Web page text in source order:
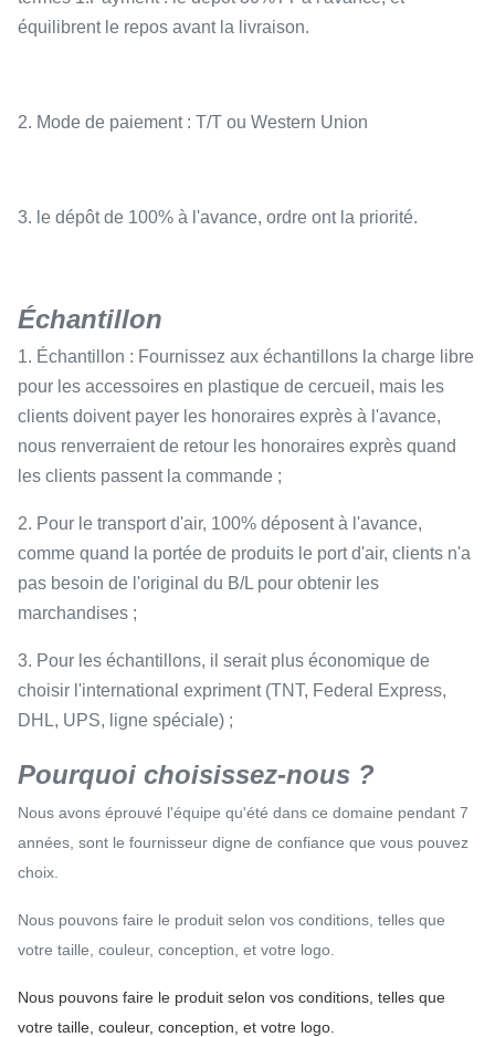
équilibrent le repos avant la livraison.
2. Mode de paiement : T/T ou Western Union
3. le dépôt de 100% à l'avance, ordre ont la priorité.
Échantillon
1. Échantillon : Fournissez aux échantillons la charge libre
pour les accessoires en plastique de cercueil, mais les
clients doivent payer les honoraires exprès à l'avance,
nous renverraient de retour les honoraires exprès quand
les clients passent la commande ;
2. Pour le transport d'air, 100% déposent à l'avance,
comme quand la portée de produits le port d'air, clients n'a
pas besoin de l'original du B/L pour obtenir les
marchandises ;
3. Pour les échantillons, il serait plus économique de
choisir l'international expriment (TNT, Federal Express,
DHL, UPS, ligne spéciale) ;
Pourquoi choisissez-nous ?
Nous avons éprouvé l'équipe qu'été dans ce domaine pendant 7
années, sont le fournisseur digne de confiance que vous pouvez
choix.
Nous pouvons faire le produit selon vos conditions, telles que
votre taille, couleur, conception, et votre logo.
Nous pouvons faire le produit selon vos conditions, telles que
votre taille, couleur, conception, et votre logo.